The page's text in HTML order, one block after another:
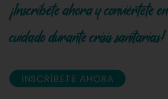
¡Inscríbete ahora y conviértete
cuidado durante crisis sanitarias!
INSCRÍBETE AHORA